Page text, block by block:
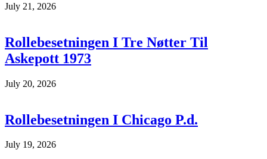
July 21, 2026
Rollebesetningen I Tre Nøtter Til
Askepott 1973
July 20, 2026
Rollebesetningen I Chicago P.d.
July 19, 2026